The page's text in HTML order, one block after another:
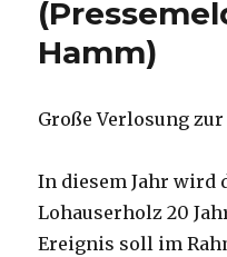
Hamm)
Große Verlosung
In diesem Jahr wird
Lohauserholz 20
Ereignis soll im